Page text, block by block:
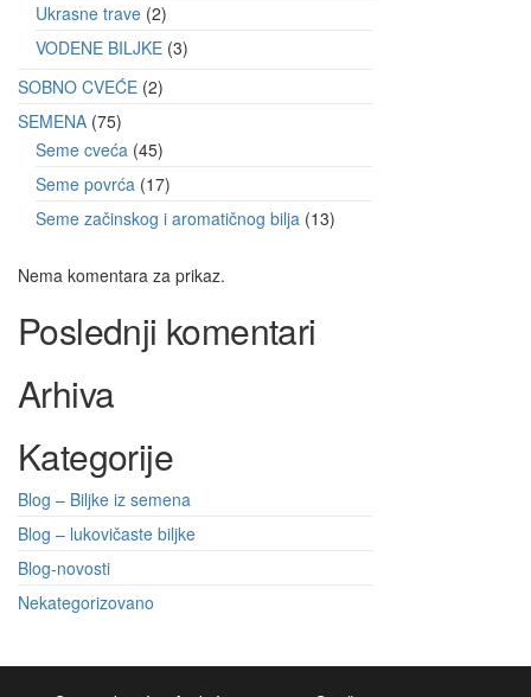
Ukrasne trave 2
VODENE BILJKE 3
SOBNO CVEĆE 2
SEMENA 75
Seme cveća 45
Seme povrća 17
Seme začinskog i aromatičnog bilja 13
Nema komentara za prikaz.
Poslednji komentari
Arhiva
Kategorije
Blog – Biljke iz semena
Blog – lukovičaste biljke
Blog-novosti
Nekategorizovano